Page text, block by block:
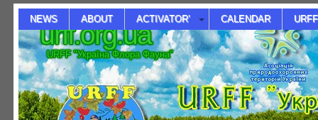
NEWS ABOUT ACTIVATOR’ CALENDAR
urff.org.ua
URFF "Україна Флора Фауна"